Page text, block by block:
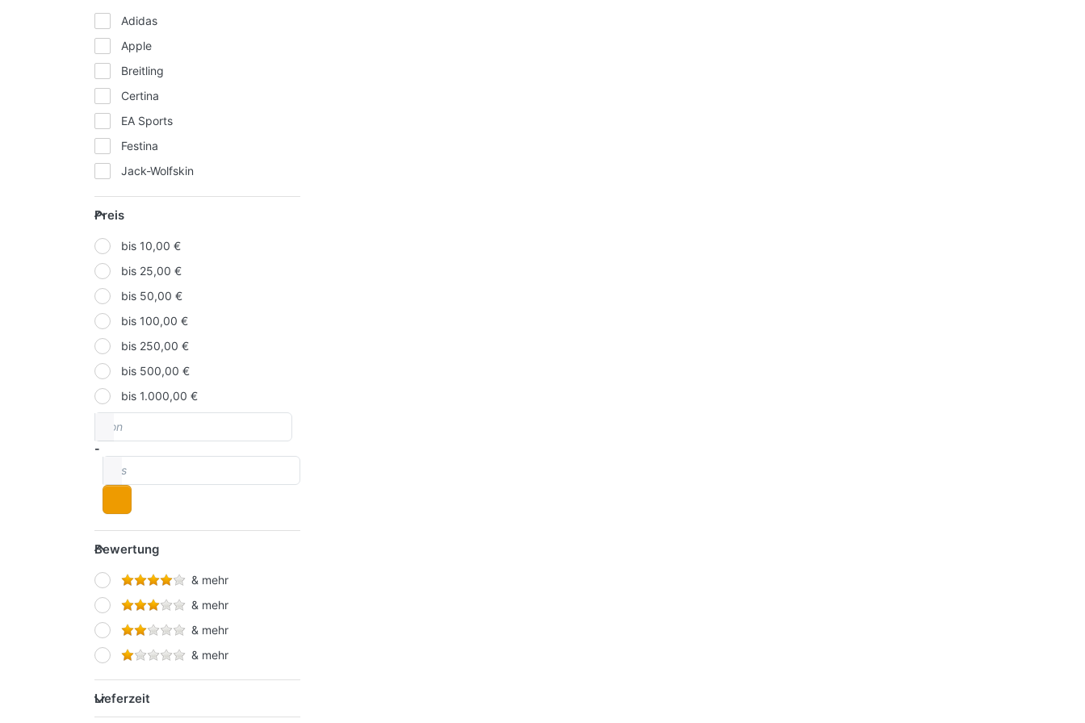
Adidas
Apple
Breitling
Certina
EA Sports
Festina
Jack-Wolfskin
Microsoft
Nike
Oakley
Puma
Ray-Ban
Seiko
Sony
Tissot
Titleist
Warner Home Video Games
Preis
Preis
bis 10,00 €
bis 25,00 €
bis 50,00 €
bis 100,00 €
bis 250,00 €
bis 500,00 €
bis 1.000,00 €
Preisspanne
-
Bewertung
Bewertung
& mehr
& mehr
& mehr
& mehr
Lieferzeit
Lieferzeit